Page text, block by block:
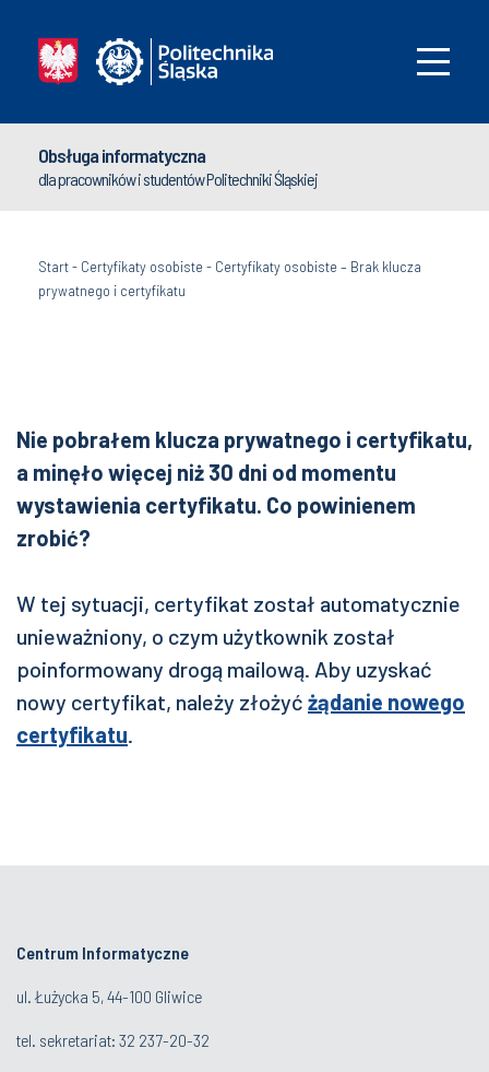
Obsługa informatyczna
dla pracowników i studentów Politechniki Śląskiej
Start- Certyfikaty osobiste - Certyfikaty osobiste – Brak klucza
prywatnego i certyfikatu
Nie pobrałem klucza prywatnego i certyfikatu,
a minęło więcej niż 30 dni od momentu
wystawienia certyfikatu. Co powinienem
zrobić?
W tej sytuacji, certyfikat został automatycznie
unieważniony, o czym użytkownik został
poinformowany drogą mailową. Aby uzyskać
nowy certyfikat, należy złożyć żądanie nowego
certyfikatu.
Centrum Informatyczne
ul. Łużycka 5, 44-100 Gliwice
tel. sekretariat: 32 237-20-32